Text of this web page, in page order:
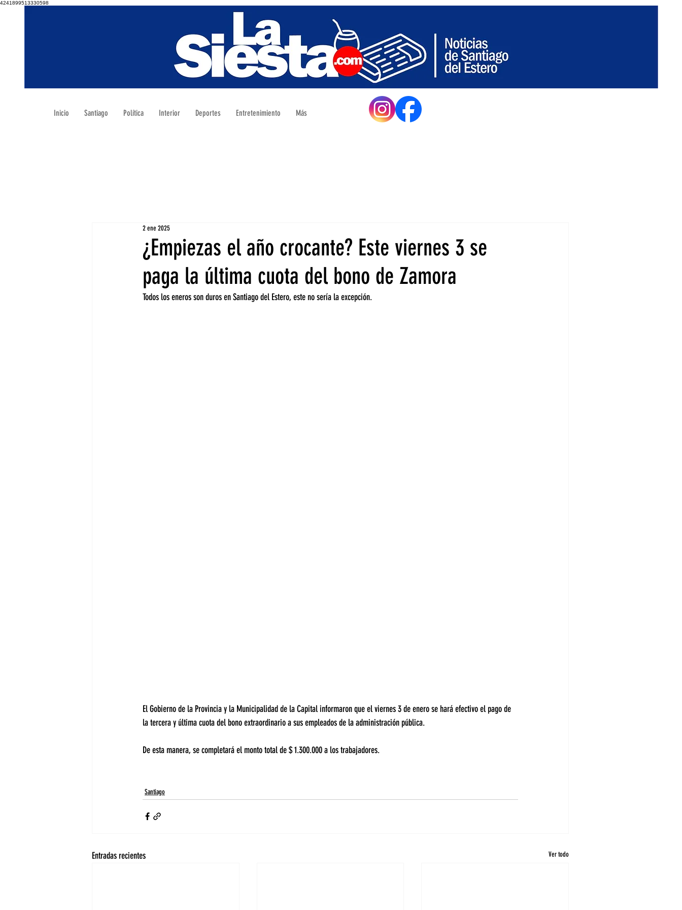
4241899513330598
Inicio Santiago Política Interior Deportes Entretenimiento Más
¿Empiezas el año crocante? Este viernes 3 se
paga la última cuota del bono de Zamora
2 ene 2025
Todos los eneros son duros en Santiago del Estero, este no sería la excepción.
El Gobierno de la Provincia y la Municipalidad de la Capital informaron que el viernes 3 de enero se hará efectivo el pago de
la tercera y última cuota del bono extraordinario a sus empleados de la administración pública.
De esta manera, se completará el monto total de $ 1.300.000 a los trabajadores.
Santiago
Entradas recientes Ver todo